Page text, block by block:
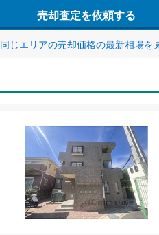
売却査定を依頼する
同じエリアの売却価格の最新相場を